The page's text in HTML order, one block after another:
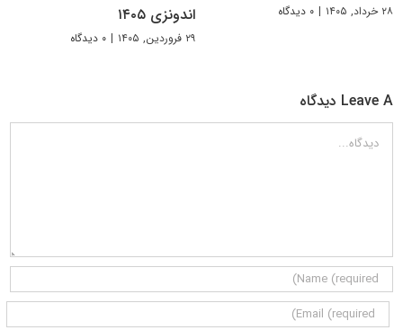
۲۸ خرداد, ۱۴۰۵ | ۰ دیدگاه
اندونزی ۱۴۰۵
۲۹ فروردین, ۱۴۰۵ | ۰ دیدگاه
Leave A دیدگاه
دیدگاه